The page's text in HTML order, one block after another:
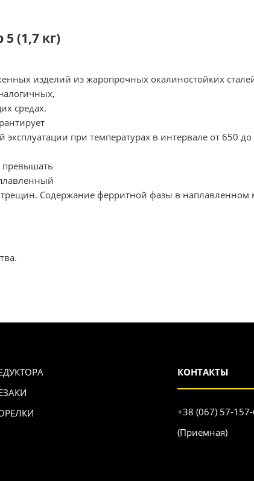
(1,7 кг)
изделий из жаропрочных окалиностойких
средах.
при температурах в интервале от 650
превышать
Содержание ферритной фазы в наплавленном
КОНТАКТЫ
+38 (067) 57-
(Приемная)